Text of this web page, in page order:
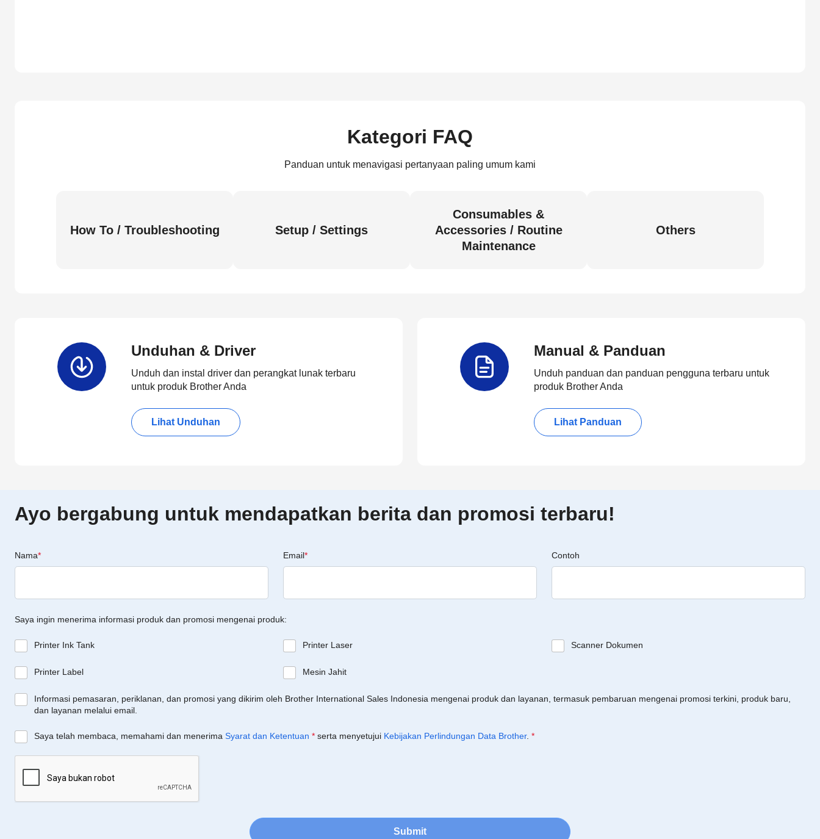
Kategori FAQ
Panduan untuk menavigasi pertanyaan paling umum kami
How To / Troubleshooting Setup / Settings
Consumables &
Accessories / Routine
Maintenance
Others
Unduhan & Driver
Unduh dan instal driver dan perangkat lunak terbaru
untuk produk Brother Anda
Lihat Unduhan
Manual & Panduan
Unduh panduan dan panduan pengguna terbaru untuk
produk Brother Anda
Lihat Panduan
Ayo bergabung untuk mendapatkan berita dan promosi terbaru!
Nama* Email* Contoh
Saya ingin menerima informasi produk dan promosi mengenai produk:
Printer Ink Tank Printer Laser Scanner Dokumen
Printer Label Mesin Jahit
Informasi pemasaran, periklanan, dan promosi yang dikirim oleh Brother International Sales Indonesia mengenai produk dan layanan, termasuk pembaruan mengenai promosi terkini, produk baru,
dan layanan melalui email.
Saya telah membaca, memahami dan menerima Syarat dan Ketentuan * serta menyetujui Kebijakan Perlindungan Data Brother. *
Submit